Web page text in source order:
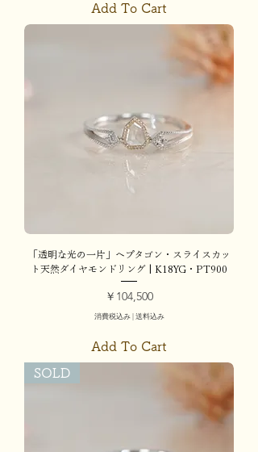
Add To Cart
「透明な光の一片」ヘプタゴン・スライスカッ
ト天然ダイヤモンドリング | K18YG・PT900
価格
￥104,500
消費税込み|送料込み
Add To Cart
SOLD